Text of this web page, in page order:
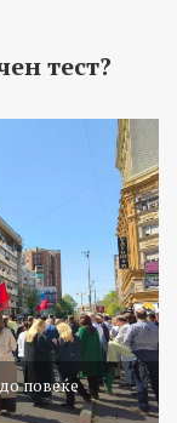
тест?
повеќе